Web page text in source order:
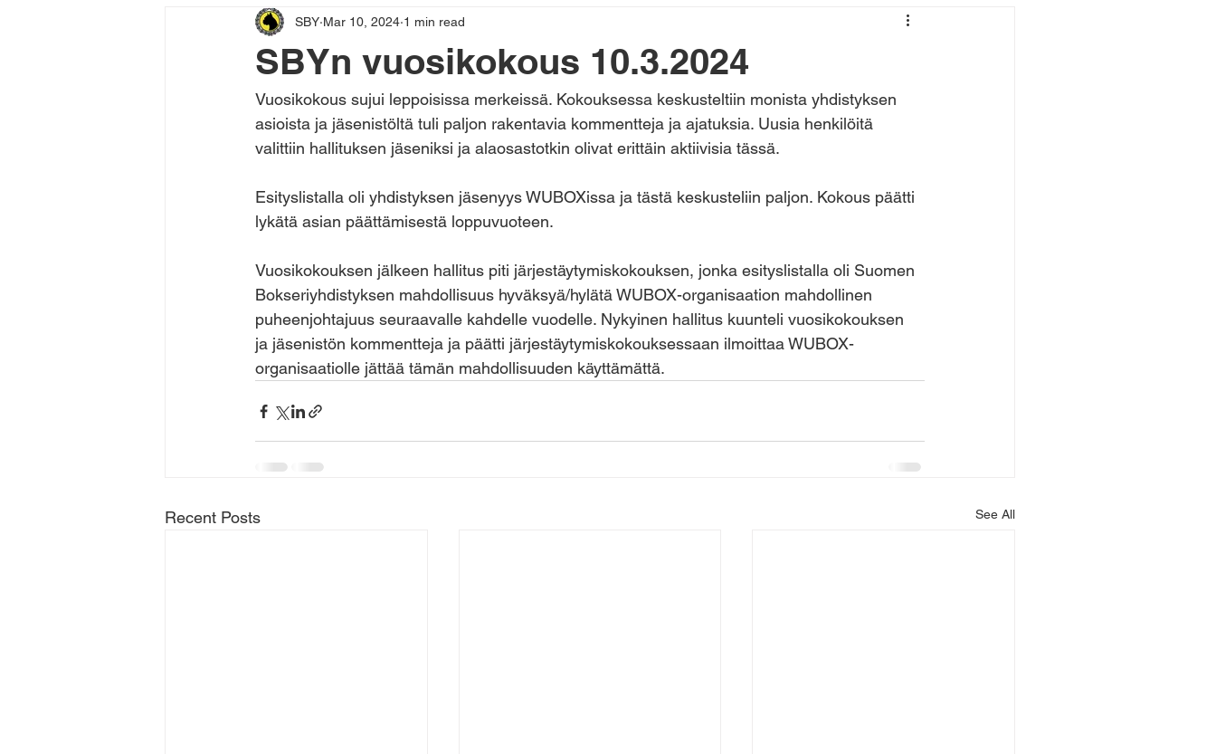
SBYn vuosikokous 10.3.2024
SBY Mar 10, 2024 1 min read
Vuosikokous sujui leppoisissa merkeissä. Kokouksessa keskusteltiin monista yhdistyksen
asioista ja jäsenistöltä tuli paljon rakentavia kommentteja ja ajatuksia. Uusia henkilöitä
valittiin hallituksen jäseniksi ja alaosastotkin olivat erittäin aktiivisia tässä.
Esityslistalla oli yhdistyksen jäsenyys WUBOXissa ja tästä keskusteliin paljon. Kokous päätti
lykätä asian päättämisestä loppuvuoteen.
Vuosikokouksen jälkeen hallitus piti järjestäytymiskokouksen, jonka esityslistalla oli Suomen
Bokseriyhdistyksen mahdollisuus hyväksyä/hylätä WUBOX-organisaation mahdollinen
puheenjohtajuus seuraavalle kahdelle vuodelle. Nykyinen hallitus kuunteli vuosikokouksen
ja jäsenistön kommentteja ja päätti järjestäytymiskokouksessaan ilmoittaa WUBOX-
organisaatiolle jättää tämän mahdollisuuden käyttämättä.
Recent Posts See All